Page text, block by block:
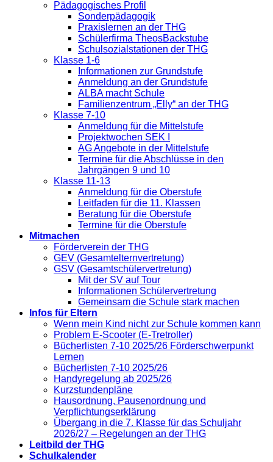
Pädagogisches Profil
Sonderpädagogik
Praxislernen an der THG
Schülerfirma TheosBackstube
Schulsozialstationen der THG
Klasse 1-6
Informationen zur Grundstufe
Anmeldung an der Grundstufe
ALBA macht Schule
Familienzentrum „Elly“ an der THG
Klasse 7-10
Anmeldung für die Mittelstufe
Projektwochen SEK I
AG Angebote in der Mittelstufe
Termine für die Abschlüsse in den
Jahrgängen 9 und 10
Klasse 11-13
Anmeldung für die Oberstufe
Leitfaden für die 11. Klassen
Beratung für die Oberstufe
Termine für die Oberstufe
Mitmachen
Förderverein der THG
GEV (Gesamtelternvertretung)
GSV (Gesamtschülervertretung)
Mit der SV auf Tour
Informationen Schülervertretung
Gemeinsam die Schule stark machen
Infos für Eltern
Wenn mein Kind nicht zur Schule kommen kann
Problem E-Scooter (E-Tretroller)
Bücherlisten 7-10 2025/26 Förderschwerpunkt
Lernen
Bücherlisten 7-10 2025/26
Handyregelung ab 2025/26
Kurzstundenpläne
Hausordnung, Pausenordnung und
Verpflichtungserklärung
Übergang in die 7. Klasse für das Schuljahr
2026/27 – Regelungen an der THG
Leitbild der THG
Schulkalender